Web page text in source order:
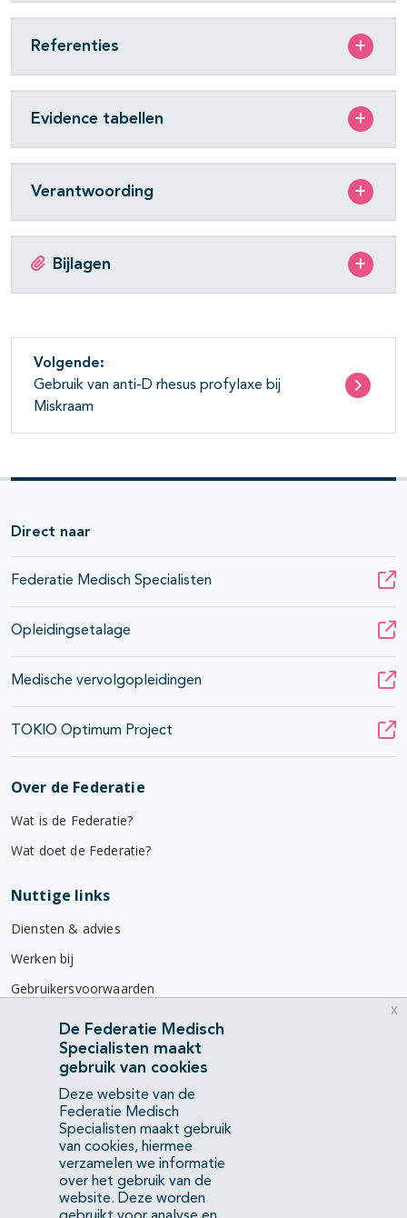
Referenties
Evidence tabellen
Verantwoording
Bijlagen
Volgende:
Gebruik van anti-D rhesus profylaxe bij
Miskraam
Direct naar
Federatie Medisch Specialisten
Opleidingsetalage
Medische vervolgopleidingen
TOKIO Optimum Project
Over de Federatie
Wat is de Federatie?
Wat doet de Federatie?
Nuttige links
Diensten & advies
Werken bij
Gebruikersvoorwaarden
Privacyverklaring
Contact
Mercatorlaan 1200
3528 BL Utrecht
(088) 505 34 34
info@richtlijnendatabase.nl
De Federatie Medisch
Specialisten maakt
gebruik van cookies
Deze website van de
Federatie Medisch
Specialisten maakt gebruik
van cookies, hiermee
verzamelen we informatie
over het gebruik van de
website. Deze worden
x